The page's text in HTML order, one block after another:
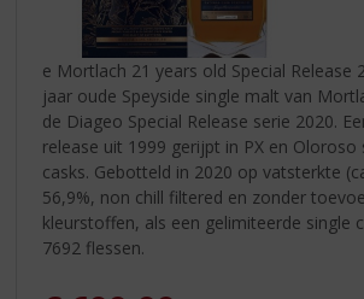
e Mortlach 21 years old Special Release
jaar oude Speyside single malt van
de Diageo Special Release serie 2020.
release uit 1999 gerijpt in PX en Oloroso
casks. Gebotteld in 2020 op vatsterkte
56,9%, non chill filtered en zonder
kleurstoffen, als een gelimiteerde single
7692 flessen.